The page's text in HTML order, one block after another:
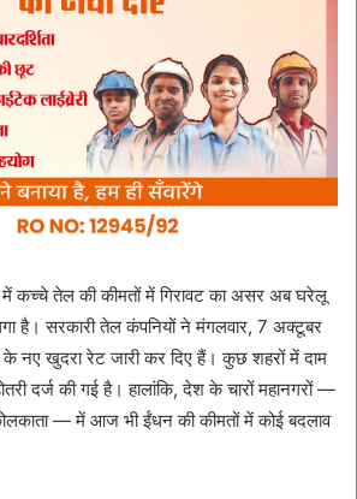
में कच्चे तेल की कीमतों में गिरावट का असर अब घरेलू
है। सरकारी तेल कंपनियों ने मंगलवार, 7 अक्टूबर
नए खुदरा रेट जारी कर दिए हैं। कुछ शहरों में दाम
दर्ज की गई है। हालांकि, देश के चारों महानगरों —
— में आज भी ईंधन की कीमतों में कोई बदलाव